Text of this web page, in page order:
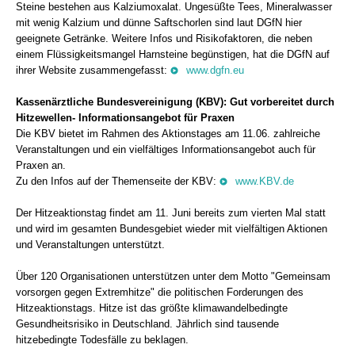
Steine bestehen aus Kalziumoxalat. Ungesüßte Tees, Mineralwasser
mit wenig Kalzium und dünne Saftschorlen sind laut DGfN hier
geeignete Getränke. Weitere Infos und Risikofaktoren, die neben
einem Flüssigkeitsmangel Harnsteine begünstigen, hat die DGfN auf
ihrer Website zusammengefasst:
www.dgfn.eu
Kassenärztliche Bundesvereinigung (KBV): Gut vorbereitet durch
Hitzewellen- Informationsangebot für Praxen
Die KBV bietet im Rahmen des Aktionstages am 11.06. zahlreiche
Veranstaltungen und ein vielfältiges Informationsangebot auch für
Praxen an.
Zu den Infos auf der Themenseite der KBV:
www.KBV.de
Der Hitzeaktionstag findet am 11. Juni bereits zum vierten Mal statt
und wird im gesamten Bundesgebiet wieder mit vielfältigen Aktionen
und Veranstaltungen unterstützt.
Über 120 Organisationen unterstützen unter dem Motto "Gemeinsam
vorsorgen gegen Extremhitze" die politischen Forderungen des
Hitzeaktionstags. Hitze ist das größte klimawandelbedingte
Gesundheitsrisiko in Deutschland. Jährlich sind tausende
hitzebedingte Todesfälle zu beklagen.